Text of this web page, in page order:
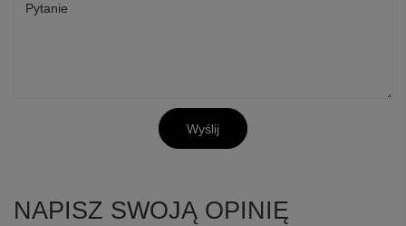
Pytanie
Wyślij
NAPISZ SWOJĄ OPINIĘ